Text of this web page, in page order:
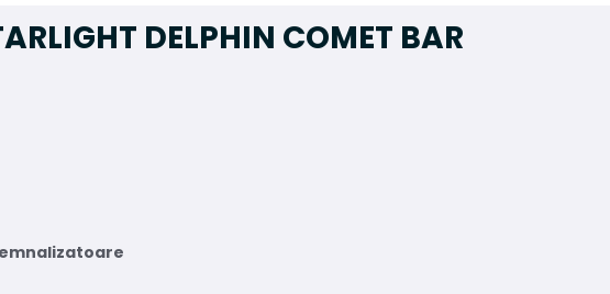
DELPHIN COMET BAR